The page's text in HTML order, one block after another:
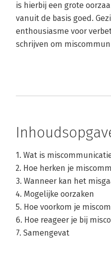
is hierbij een grote
vanuit de basis goed.
enthousiasme voor
schrijven om
1. Wat is
2. Hoe herken je
3. Wanneer kan het
4. Mogelijke oorzaken
5. Hoe voorkom je
6. Hoe reageer je bij
7. Samengevat